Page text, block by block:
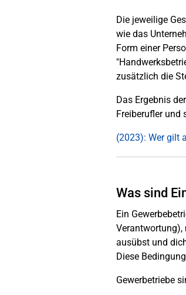
Die jeweilige
wie das
Form einer
zusätzlich die
Das Ergebnis
Freiberufler und
(2023): Wer gilt
Was sind
Ein
Verantwortung),
ausübst und
Diese
Gewerbetriebe